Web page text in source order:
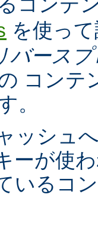
を使っ
バース
コンテ
。
ッシュ
ーが使
いるコ